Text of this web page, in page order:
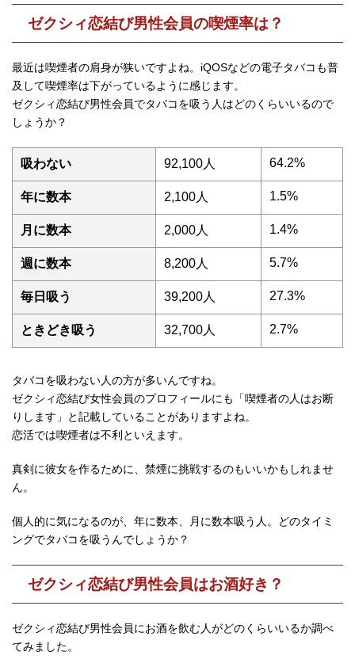
ゼクシィ恋結び男性会員の喫煙率は？
最近は喫煙者の肩身が狭いですよね。iQOSなどの電子タバコも普
及して喫煙率は下がっているように感じます。
ゼクシィ恋結び男性会員でタバコを吸う人はどのくらいいるので
しょうか？
吸わない 92,100人 64.2%
年に数本 2,100人 1.5%
月に数本 2,000人 1.4%
週に数本 8,200人 5.7%
毎日吸う 39,200人 27.3%
ときどき吸う 32,700人 2.7%
タバコを吸わない人の方が多いんですね。
ゼクシィ恋結び女性会員のプロフィールにも「喫煙者の人はお断
りします」と記載していることがありますよね。
恋活では喫煙者は不利といえます。
真剣に彼女を作るために、禁煙に挑戦するのもいいかもしれませ
ん。
個人的に気になるのが、年に数本、月に数本吸う人。どのタイミ
ングでタバコを吸うんでしょうか？
ゼクシィ恋結び男性会員はお酒好き？
ゼクシィ恋結び男性会員にお酒を飲む人がどのくらいいるか調べ
てみました。